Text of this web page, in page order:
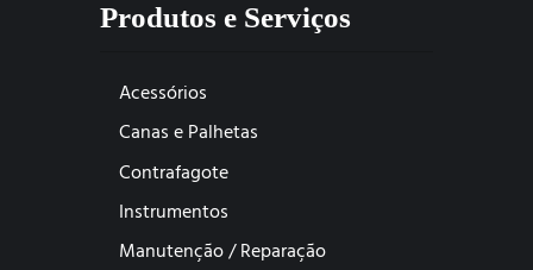
Produtos e Serviços
Acessórios
Canas e Palhetas
Contrafagote
Instrumentos
Manutenção / Reparação